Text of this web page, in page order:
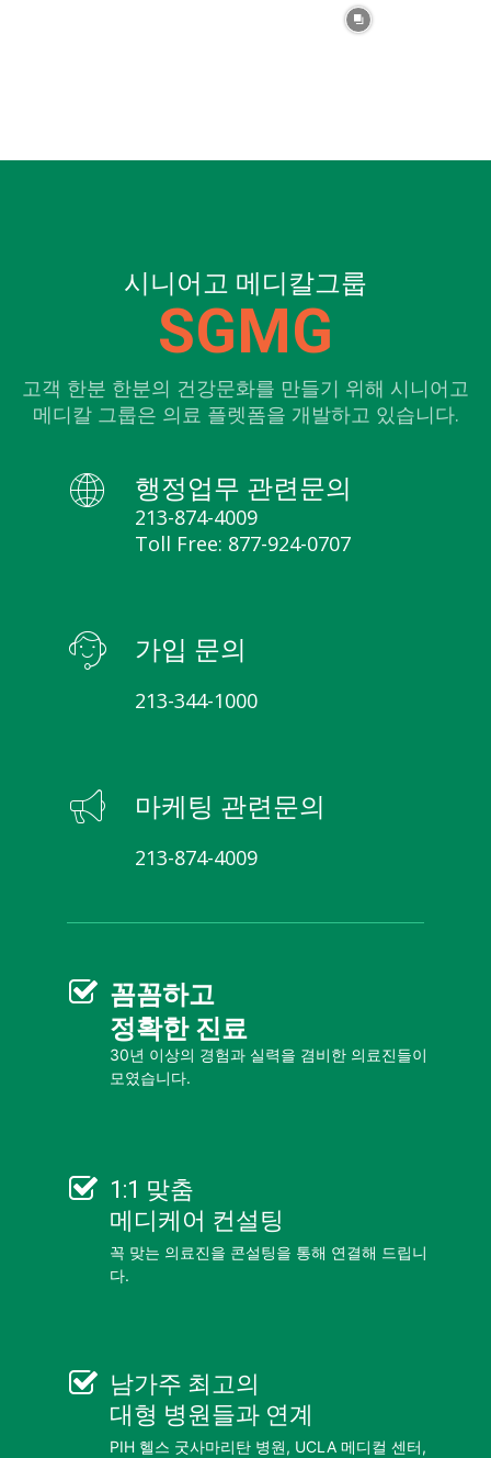
시니어고 메디칼그룹
SGMG
고객 한분 한분의 건강문화를 만들기 위해 시니어고
메디칼 그룹은 의료 플렛폼을 개발하고 있습니다.
행정업무 관련문의
213-874-4009
Toll Free: 877-924-0707
가입 문의
213-344-1000
마케팅 관련문의
213-874-4009
꼼꼼하고
정확한 진료
30년 이상의 경험과 실력을 겸비한 의료진들이
모였습니다.
1:1 맞춤
메디케어 컨설팅
꼭 맞는 의료진을 콘설팅을 통해 연결해 드립니
다.
남가주 최고의
대형 병원들과 연계
PIH 헬스 굿사마리탄 병원, UCLA 메디컬 센터,